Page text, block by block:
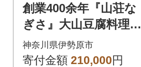
創業400余年『山荘な
ぎさ』大山豆腐料理を
堪能!4名様宿泊券 [024
4]
神奈川県伊勢原市
寄付金額 210,000円